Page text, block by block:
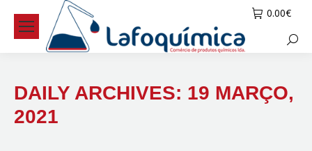
0.00€
DAILY ARCHIVES: 19 MARÇO,
2021